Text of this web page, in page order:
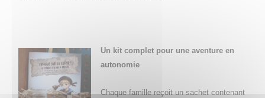
Un kit complet pour une aventure en
autonomie
Chaque famille reçoit un sachet contenant